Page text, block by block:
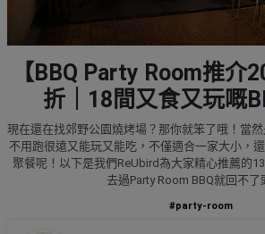
品
分
好
去
處
#
禮
物
【BBQ Party Room推介
折｜18間又食又玩嘅
現在還在找郊野公園燒烤場？那你就笨了哦！當然
不用跑很遠又能玩又能吃，不僅適合一家大小，
聚餐呢！以下是我們ReUbird為大家精心推薦的
去過Party Room BBQ就回不了
#party-room